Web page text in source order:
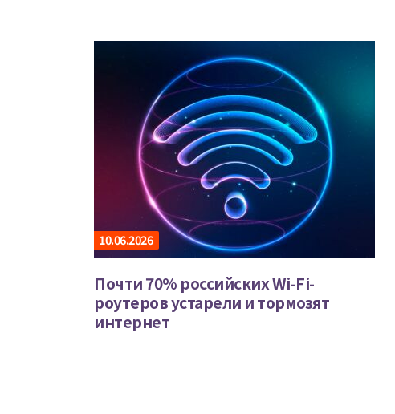
10.06.2026
Почти 70% российских Wi-Fi-
роутеров устарели и тормозят
интернет